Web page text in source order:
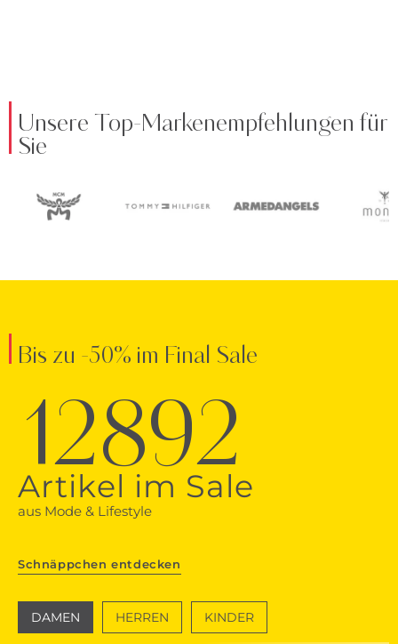
Unsere Top-Markenempfehlungen für
Sie
Bis zu -50% im Final Sale
12892
Artikel im Sale
aus Mode & Lifestyle
Schnäppchen entdecken
DAMEN HERREN KINDER